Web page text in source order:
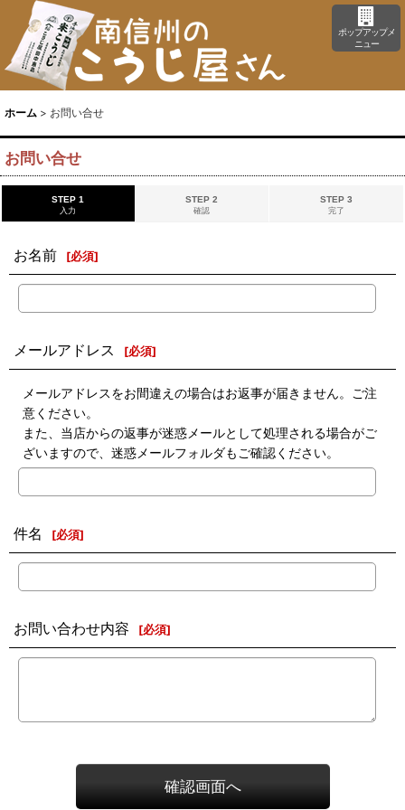
ポップアップメ
ニュー
ホーム > お問い合せ
お問い合せ
STEP 1
入力
STEP 2
確認
STEP 3
完了
お名前 [必須]
メールアドレス [必須]
メールアドレスをお間違えの場合はお返事が届きません。ご注
意ください。
また、当店からの返事が迷惑メールとして処理される場合がご
ざいますので、迷惑メールフォルダもご確認ください。
件名 [必須]
お問い合わせ内容 [必須]
確認画面へ